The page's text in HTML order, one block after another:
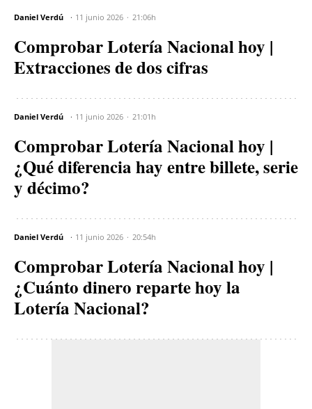
Daniel Verdú 11 junio 2026 21:06h
Comprobar Lotería Nacional hoy |
Extracciones de dos cifras
Daniel Verdú 11 junio 2026 21:01h
Comprobar Lotería Nacional hoy |
¿Qué diferencia hay entre billete, serie
y décimo?
Daniel Verdú 11 junio 2026 20:54h
Comprobar Lotería Nacional hoy |
¿Cuánto dinero reparte hoy la
Lotería Nacional?